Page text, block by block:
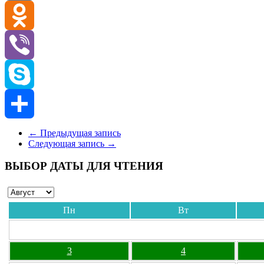
VK
Odnoklassniki
Viber
Skype
Отправить
← Предыдущая запись
Следующая запись →
ВЫБОР ДАТЫ ДЛЯ ЧТЕНИЯ
Пн Вт
3 4